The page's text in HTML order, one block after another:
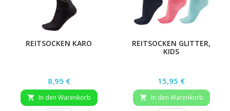
REITSOCKEN KARO
Preis
8,95 €
 In den Warenkorb
REITSOCKEN GLITTER,
KIDS
Preis
15,95 €
 In den Warenkorb